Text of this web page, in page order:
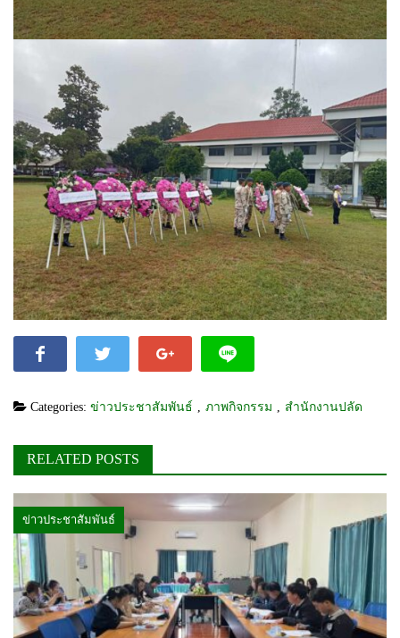
Categories: ข่าวประชาสัมพันธ์ ภาพกิจกรรม สำนักงานปลัด
RELATED POSTS
ข่าวประชาสัมพันธ์